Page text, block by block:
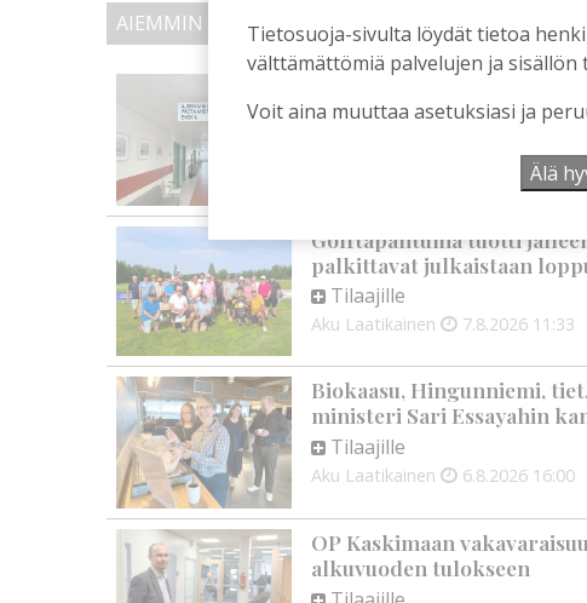
AIEMMIN AIHEESTA
kaupunkien lääkäripulaa
12:00
Golftapahtuma tuotti
palkittavat julkaistaan
Tilaajille
Aku Laatikainen 7.8.2026 11:33
Biokaasu, Hingunniemi,
ministeri Sari Essayahin
Tilaajille
Aku Laatikainen 6.8.2026 16:00
OP Kaskimaan
alkuvuoden tulokseen
Tietosuoja-sivulta löydät tietoa
välttämättömiä palvelujen ja sisällön
Voit aina muuttaa asetuksiasi ja
Älä